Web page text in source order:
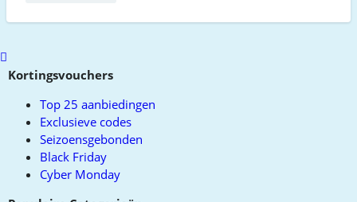
Scroll
toKortingsvouchers
Top 25 aanbiedingen
Exclusieve codes
Seizoensgebonden
Black Friday
Cyber Monday